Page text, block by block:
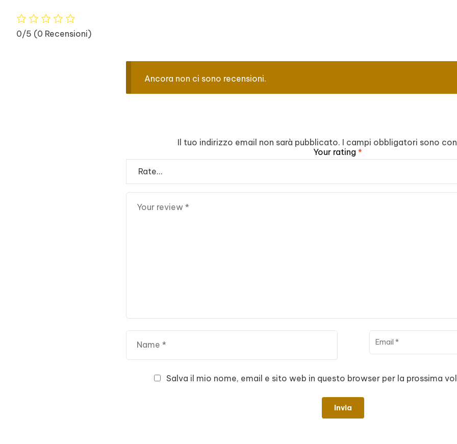
0/5 (0 Recensioni)
Ancora non ci sono recensioni.
Il tuo indirizzo email non sarà pubblicato. I campi obbligatori sono
Your rating *
Salva il mio nome, email e sito web in questo browser per la prossima